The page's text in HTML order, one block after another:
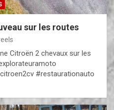
sur les routes
Citroën 2 chevaux sur les
#restaurationauto